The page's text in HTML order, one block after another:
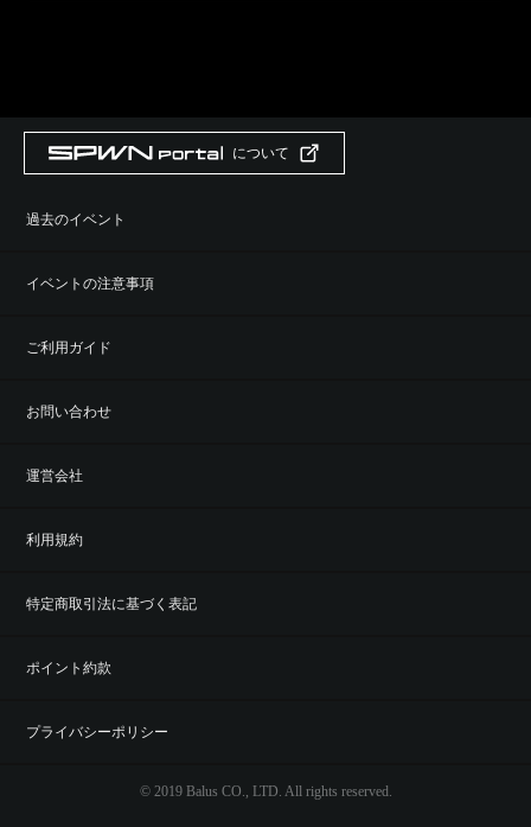
について
過去のイベント
イベントの注意事項
ご利用ガイド
お問い合わせ
運営会社
利用規約
特定商取引法に基づく表記
ポイント約款
プライバシーポリシー
© 2019 Balus CO., LTD. All rights reserved.